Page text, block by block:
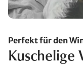
Perfekt für den
Kuschelige